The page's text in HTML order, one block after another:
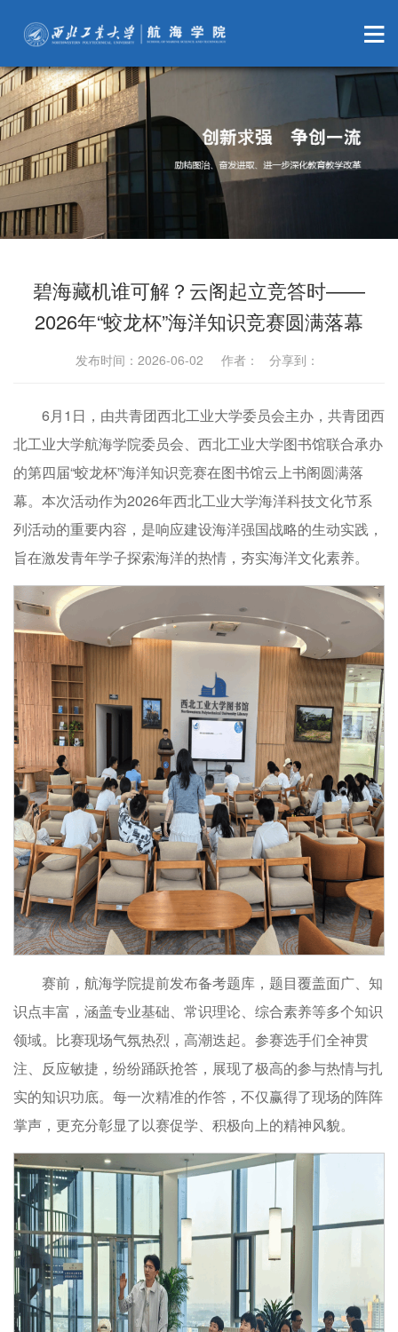
碧海藏机谁可解？云阁起立竞答时——
2026年“蛟龙杯”海洋知识竞赛圆满落幕
发布时间：2026-06-02 作者： 分享到：
6月1日，由共青团西北工业大学委员会主办，共青团西
北工业大学航海学院委员会、西北工业大学图书馆联合承办
的第四届“蛟龙杯”海洋知识竞赛在图书馆云上书阁圆满落
幕。本次活动作为2026年西北工业大学海洋科技文化节系
列活动的重要内容，是响应建设海洋强国战略的生动实践，
旨在激发青年学子探索海洋的热情，夯实海洋文化素养。
赛前，航海学院提前发布备考题库，题目覆盖面广、知
识点丰富，涵盖专业基础、常识理论、综合素养等多个知识
领域。比赛现场气氛热烈，高潮迭起。参赛选手们全神贯
注、反应敏捷，纷纷踊跃抢答，展现了极高的参与热情与扎
实的知识功底。每一次精准的作答，不仅赢得了现场的阵阵
掌声，更充分彰显了以赛促学、积极向上的精神风貌。